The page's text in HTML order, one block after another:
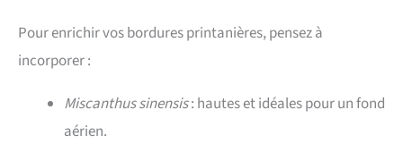
Pour enrichir vos bordures printanières, pensez à
incorporer :
Miscanthus sinensis: hautes et idéales pour un fond
aérien.